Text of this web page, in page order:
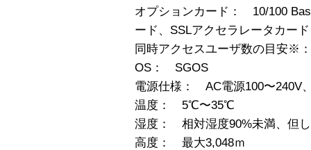
オプションカード： 10/100
ード、SSLアクセラレータカード
同時アクセスユーザ数の目安※
OS： SGOS
電源仕様： AC電源100〜240V
温度： 5℃〜35℃
湿度： 相対湿度90%未満、但
高度： 最大3,048ｍ